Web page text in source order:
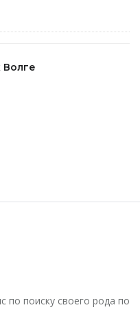
Волге
по поиску своего рода по